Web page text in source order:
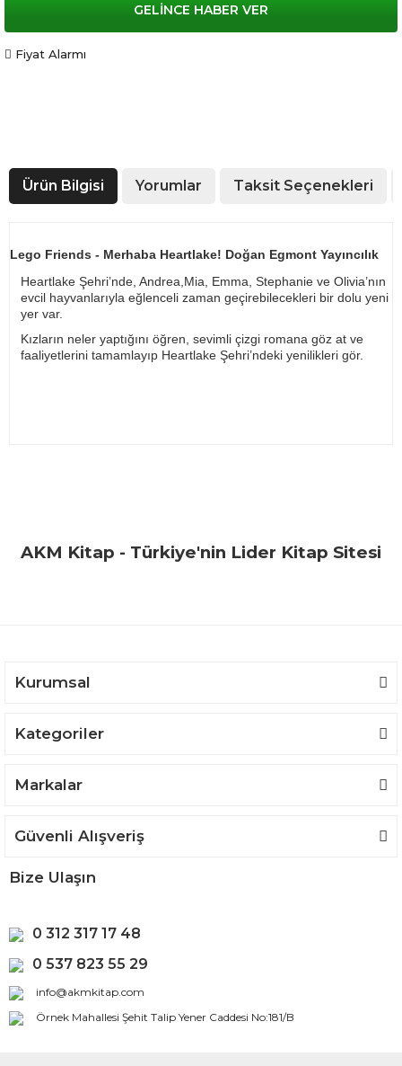
GELİNCE HABER VER
Fiyat Alarmı
Ürün Bilgisi Yorumlar Taksit Seçenekleri
Lego Friends - Merhaba Heartlake! Doğan Egmont Yayıncılık
Heartlake Şehri’nde, Andrea,Mia, Emma, Stephanie ve Olivia’nın
evcil hayvanlarıyla eğlenceli zaman geçirebilecekleri bir dolu yeni
yer var.
Kızların neler yaptığını öğren, sevimli çizgi romana göz at ve
faaliyetlerini tamamlayıp Heartlake Şehri’ndeki yenilikleri gör.
Yorum Yaz
Ürün resmi kalitesiz, bozuk veya görüntülenemiyor.
AKM Kitap - Türkiye'nin Lider Kitap Sitesi
Kurumsal
Kategoriler
Markalar
Güvenli Alışveriş
Bize Ulaşın
0 312 317 17 48
0 537 823 55 29
info@akmkitap.com
Örnek Mahallesi Şehit Talip Yener Caddesi No:181/B